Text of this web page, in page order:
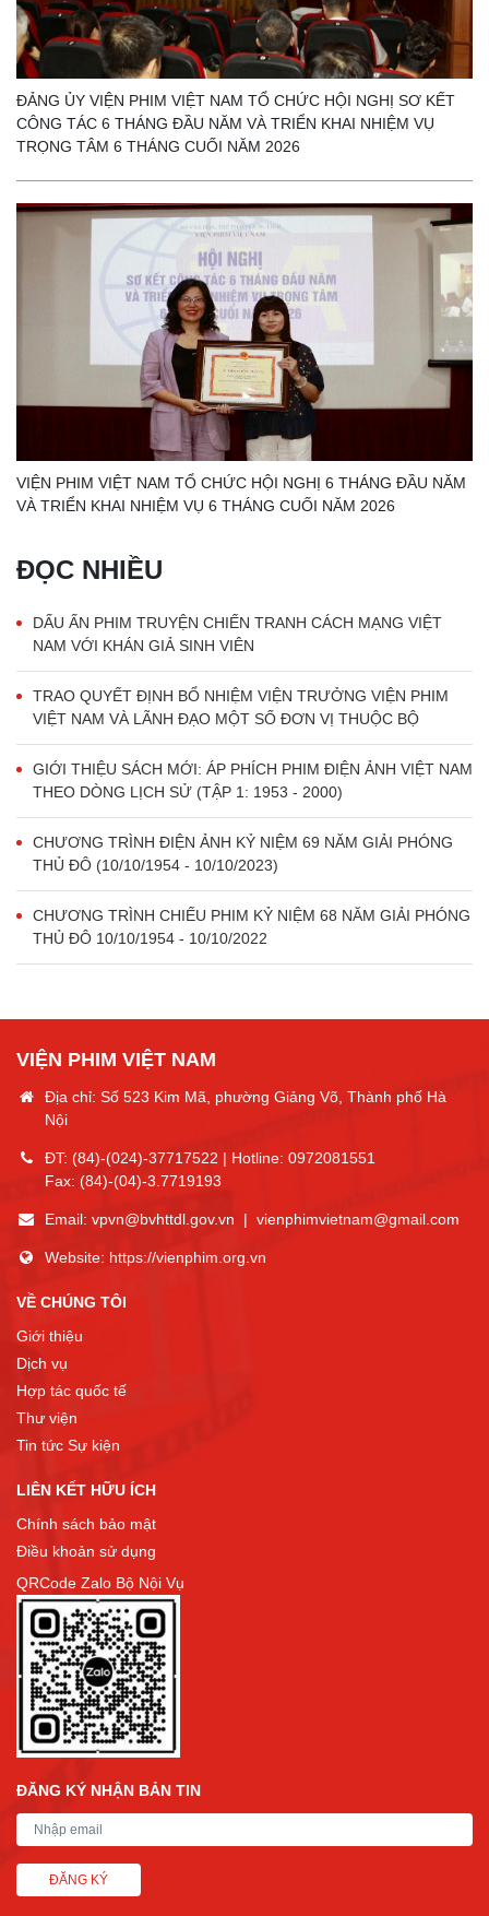
ĐẢNG ỦY VIỆN PHIM VIỆT NAM TỔ CHỨC HỘI NGHỊ SƠ KẾT
CÔNG TÁC 6 THÁNG ĐẦU NĂM VÀ TRIỂN KHAI NHIỆM VỤ
TRỌNG TÂM 6 THÁNG CUỐI NĂM 2026
VIỆN PHIM VIỆT NAM TỔ CHỨC HỘI NGHỊ 6 THÁNG ĐẦU NĂM
VÀ TRIỂN KHAI NHIỆM VỤ 6 THÁNG CUỐI NĂM 2026
ĐỌC NHIỀU
DẤU ẤN PHIM TRUYỆN CHIẾN TRANH CÁCH MẠNG VIỆT
NAM VỚI KHÁN GIẢ SINH VIÊN
TRAO QUYẾT ĐỊNH BỔ NHIỆM VIỆN TRƯỞNG VIỆN PHIM
VIỆT NAM VÀ LÃNH ĐẠO MỘT SỐ ĐƠN VỊ THUỘC BỘ
GIỚI THIỆU SÁCH MỚI: ÁP PHÍCH PHIM ĐIỆN ẢNH VIỆT NAM
THEO DÒNG LỊCH SỬ (TẬP 1: 1953 - 2000)
CHƯƠNG TRÌNH ĐIỆN ẢNH KỶ NIỆM 69 NĂM GIẢI PHÓNG
THỦ ĐÔ (10/10/1954 - 10/10/2023)
CHƯƠNG TRÌNH CHIẾU PHIM KỶ NIỆM 68 NĂM GIẢI PHÓNG
THỦ ĐÔ 10/10/1954 - 10/10/2022
VIỆN PHIM VIỆT NAM
Địa chỉ: Số 523 Kim Mã, phường Giảng Võ, Thành phố Hà
Nội
ĐT: (84)-(024)-37717522 | Hotline: 0972081551
Fax: (84)-(04)-3.7719193
Email: vpvn@bvhttdl.gov.vn | vienphimvietnam@gmail.com
Website: https://vienphim.org.vn
VỀ CHÚNG TÔI
Giới thiệu
Dịch vụ
Hợp tác quốc tế
Thư viện
Tin tức Sự kiện
LIÊN KẾT HỮU ÍCH
Chính sách bảo mật
Điều khoản sử dụng
QRCode Zalo Bộ Nội Vụ
ĐĂNG KÝ NHẬN BẢN TIN
ĐĂNG KÝ